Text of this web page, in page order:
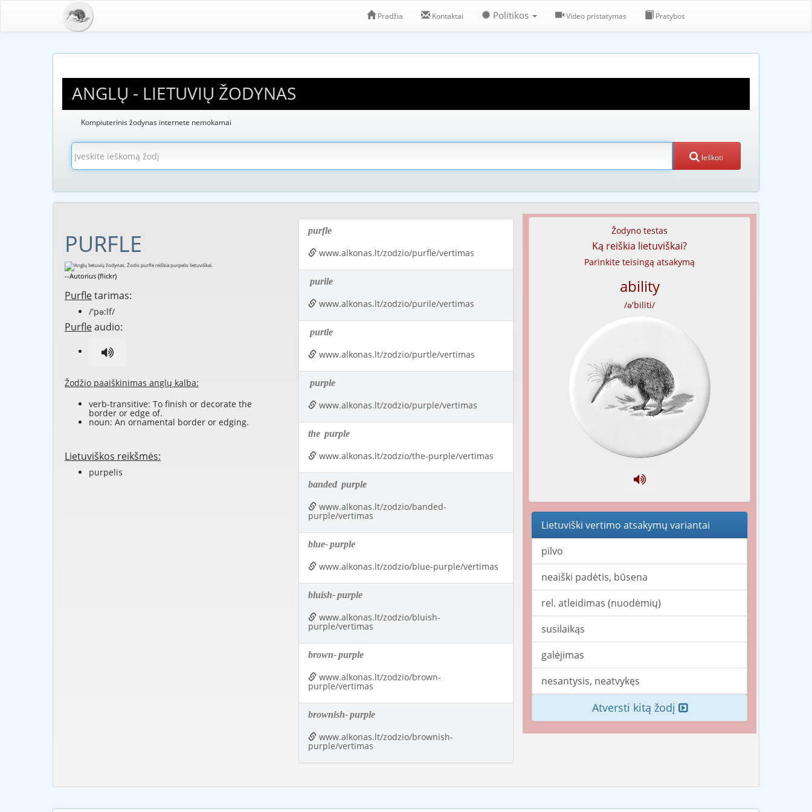
Pradžia Kontaktai Politikos Video pristatymas Pratybos
ANGLŲ - LIETUVIŲ ŽODYNAS
Kompiuterinis žodynas internete nemokamai
Ieškoti
PURFLE
--Autorius (flickr)
Purfletarimas:
/'pə:lf/
Purfleaudio:
Žodžio paaiškinimas anglų kalba:
verb-transitive: To finish or decorate the
border or edge of.
noun: An ornamental border or edging.
Lietuviškos reikšmės:
purpelis
purfle
www.alkonas.lt/zodzio/purfle/vertimas
purile
www.alkonas.lt/zodzio/purile/vertimas
purtle
www.alkonas.lt/zodzio/purtle/vertimas
purple
www.alkonas.lt/zodzio/purple/vertimas
the purple
www.alkonas.lt/zodzio/the-purple/vertimas
banded purple
www.alkonas.lt/zodzio/banded-
purple/vertimas
blue-purple
www.alkonas.lt/zodzio/blue-purple/vertimas
bluish-purple
www.alkonas.lt/zodzio/bluish-
purple/vertimas
brown-purple
www.alkonas.lt/zodzio/brown-
purple/vertimas
brownish-purple
www.alkonas.lt/zodzio/brownish-
purple/vertimas
Žodyno testas
Ką reiškia lietuviškai?
Parinkite teisingą atsakymą
ability
/ə'biliti/
Lietuviški vertimo atsakymų variantai
pilvo
neaiški padėtis, būsena
rel. atleidimas (nuodėmių)
susilaikąs
galėjimas
nesantysis, neatvykęs
Atversti kitą žodį